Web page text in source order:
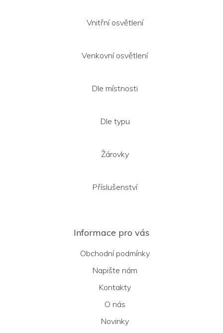
Vnitřní osvětlení
Venkovní osvětlení
Dle místnosti
Dle typu
Žárovky
Příslušenství
Informace pro vás
Obchodní podmínky
Napište nám
Kontakty
O nás
Novinky